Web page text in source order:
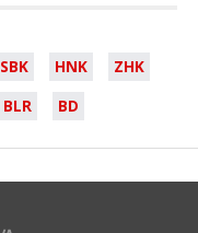
SBK HNK
ZHK
BLR BD